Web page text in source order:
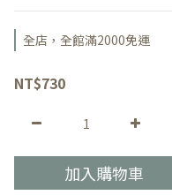
全店，全館滿2000免運
NT$730
加入購物車